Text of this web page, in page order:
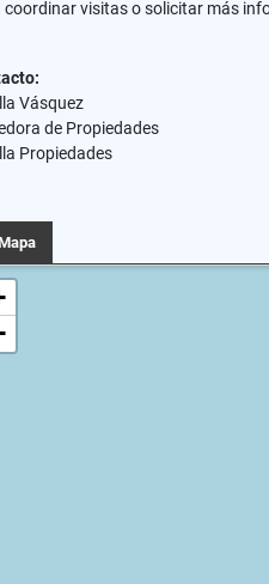
coordinar visitas o solicitar más
Vásquez
de Propiedades
Propiedades